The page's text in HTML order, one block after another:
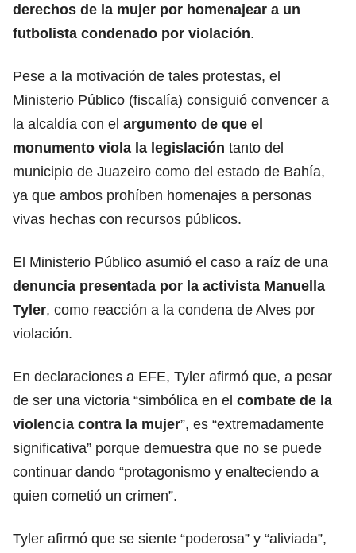
derechos de la mujer por homenajear a un
futbolista condenado por violación.
Pese a la motivación de tales protestas, el
Ministerio Público (fiscalía) consiguió convencer a
la alcaldía con el argumento de que el
monumento viola la legislación tanto del
municipio de Juazeiro como del estado de Bahía,
ya que ambos prohíben homenajes a personas
vivas hechas con recursos públicos.
El Ministerio Público asumió el caso a raíz de una
denuncia presentada por la activista Manuella
Tyler, como reacción a la condena de Alves por
violación.
En declaraciones a EFE, Tyler afirmó que, a pesar
de ser una victoria “simbólica en el combate de la
violencia contra la mujer”, es “extremadamente
significativa” porque demuestra que no se puede
continuar dando “protagonismo y enalteciendo a
quien cometió un crimen”.
Tyler afirmó que se siente “poderosa” y “aliviada”,